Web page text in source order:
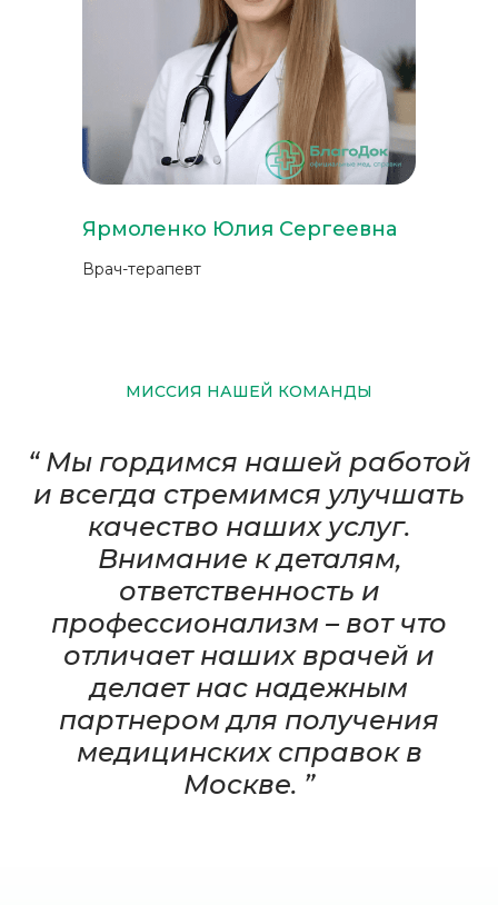
Ярмоленко Юлия Сергеевна
Врач-терапевт
МИССИЯ НАШЕЙ КОМАНДЫ
“ Мы гордимся нашей работой
и всегда стремимся улучшать
качество наших услуг.
Внимание к деталям,
ответственность и
профессионализм – вот что
отличает наших врачей и
делает нас надежным
партнером для получения
медицинских справок в
Москве. ”